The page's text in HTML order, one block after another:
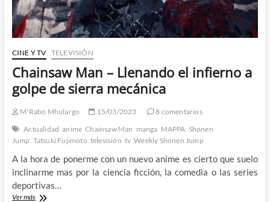
CINE Y TV TELEVISIÓN
Chainsaw Man – Llenando el infierno a
golpe de sierra mecánica
M'Rabo Mhulargo 15/03/2023
8 comentarios
Actualidad anime Chainsaw Man manga MAPPA Shonen
Jump Tatsuki Fujimoto televisión tv Weekly Shonen Jump
A la hora de ponerme con un nuevo anime es cierto que suelo
inclinarme mas por la ciencia ficción, la comedia o las series
deportivas…
Ver másChainsaw